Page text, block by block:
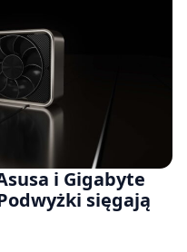
i Gigabyte
sięgają